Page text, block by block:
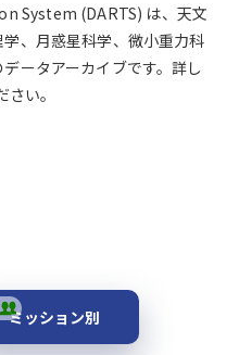
System (DARTS) は、天文
、月惑星科学、微小重力科
ータアーカイブです。詳し
い。
ミッション別